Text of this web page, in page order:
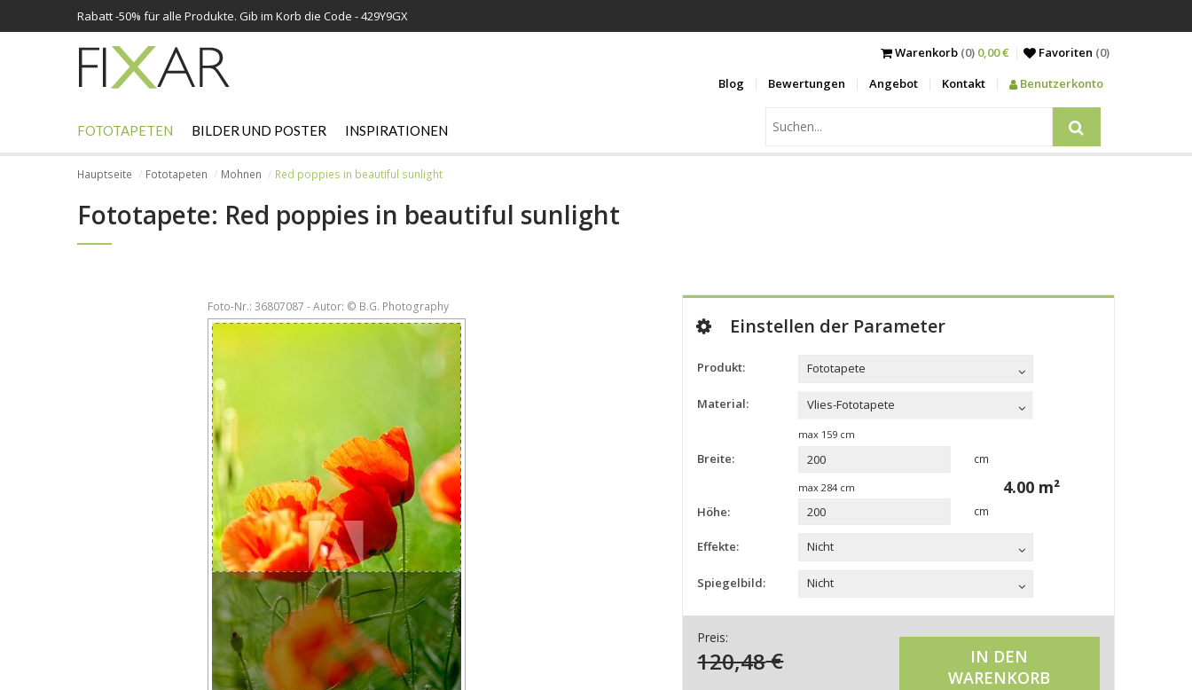
Rabatt -50% für alle Produkte. Gib im Korb die Code - 429Y9GX
Warenkorb(0) 0,00 € Favoriten (0)
Blog
Bewertungen Angebot Kontakt Benutzerkonto
FOTOTAPETEN BILDER UND POSTER INSPIRATIONEN
Hauptseite Fototapeten Mohnen Red poppies in beautiful sunlight
Fototapete: Red poppies in beautiful sunlight
Foto-Nr.: 36807087 - Autor: © B.G. Photography
Einstellen der Parameter
Produkt: Fototapete
Material: Vlies-Fototapete
max 159cm
Breite: cm
max 284cm
Höhe: cm
4.00 m²
Effekte: Nicht
Spiegelbild: Nicht
Preis:
120,48€
IN DEN
WARENKORB